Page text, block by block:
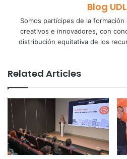
Blog
Somos partícipes de la
creativos e innovadores, con
distribución equitativa de los
Related Articles